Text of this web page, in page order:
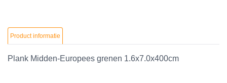
Product informatie
Plank Midden-Europees grenen 1.6x7.0x400cm